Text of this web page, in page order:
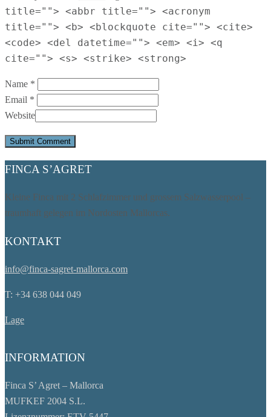
title=""> <abbr title=""> <acronym
title=""> <b> <blockquote cite=""> <cite>
<code> <del datetime=""> <em> <i> <q
cite=""> <s> <strike> <strong>
Name *
Email *
Website
FINCA S’AGRET
Kleine Finca mit 2 Schlafzimmer und grossem Salzwasserpool –
traumhaft gelegen im Nordosten Mallorcas.
KONTAKT
info@finca-sagret-mallorca.com
T: +34 638 044 049
Lage
INFORMATION
Finca S’ Agret – Mallorca
MUFKEF 2004 S.L.